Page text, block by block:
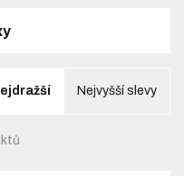
Nejvyšší slevy